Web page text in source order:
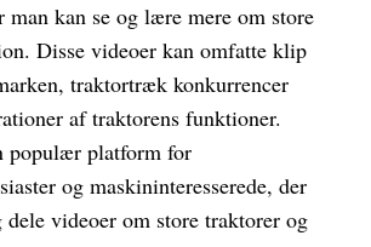
man kan se og lære mere om store
Disse videoer kan omfatte klip
traktortræk konkurrencer
af traktorens funktioner.
populær platform for
og maskininteresserede, der
dele videoer om store traktorer og